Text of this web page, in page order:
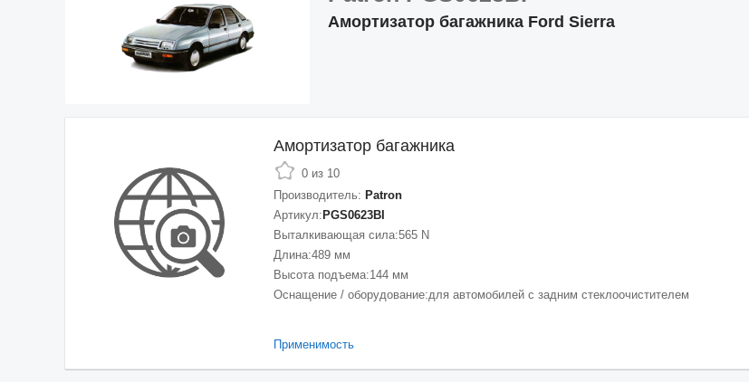
Амортизатор багажника Ford Sierra
Амортизатор багажника
0 из 10
Производитель: Patron
Артикул: PGS0623BI
Выталкивающая сила:565 N
Длина:489 мм
Высота подъема:144 мм
Оснащение / оборудование:для автомобилей с задним стеклоочистителем
Применимость